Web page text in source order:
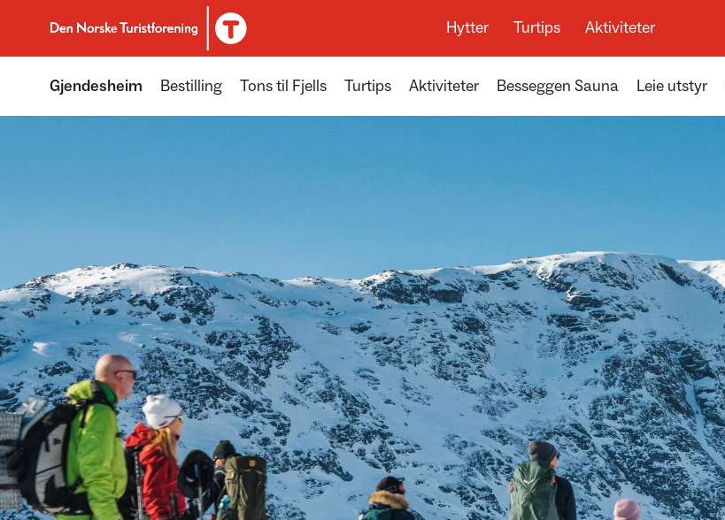
Til DNT.no forside
Hytter Turtips Aktiviteter
Gjendesheim Bestilling Tons til Fjells Turtips Aktiviteter Besseggen Sauna Leie utstyr